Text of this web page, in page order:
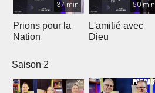
37 min
Prions pour la
Nation
50 min
L'amitié avec
Dieu
Saison 2